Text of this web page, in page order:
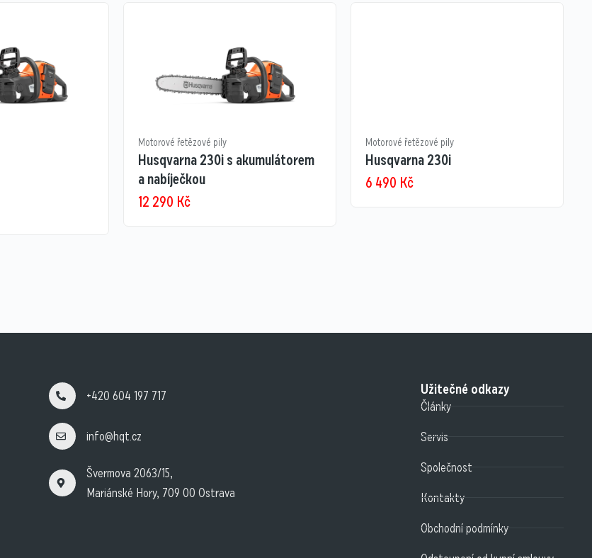
Motorové řetězové pily
Husqvarna 230i s akumulátorem
a nabíječkou
12 290 Kč
Motorové řetězové pily
Husqvarna 230i
6 490 Kč
+420 604 197 717
info@hqt.cz
Švermova 2063/15,
Mariánské Hory, 709 00 Ostrava
Užitečné odkazy
Články
Servis
Společnost
Kontakty
Obchodní podmínky